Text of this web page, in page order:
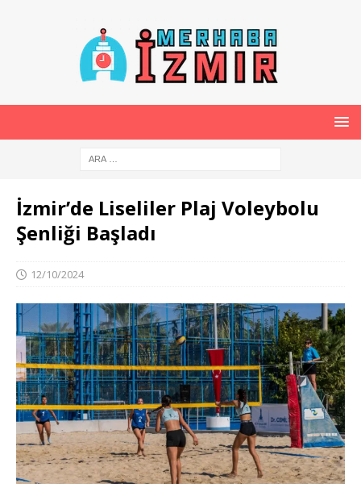
İzmir’de Liseliler Plaj Voleybolu
Şenliği Başladı
12/10/2024